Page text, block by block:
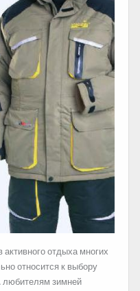
отдыха многих
относится к выбору
любителям зимней